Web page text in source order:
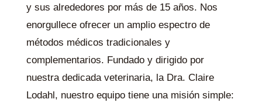
y sus alrededores por más de 15 años. Nos
enorgullece ofrecer un amplio espectro de
métodos médicos tradicionales y
complementarios. Fundado y dirigido por
nuestra dedicada veterinaria, la Dra. Claire
Lodahl, nuestro equipo tiene una misión simple: